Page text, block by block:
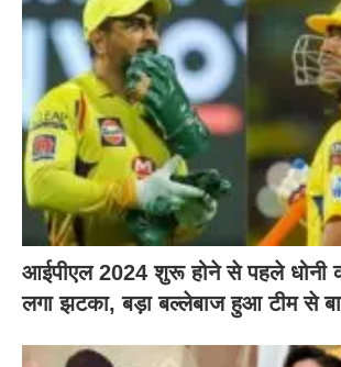
आईपीएल 2024 शुरू होने से पहले धोनी
लगा झटका, बड़ा बल्लेबाज हुआ टीम से